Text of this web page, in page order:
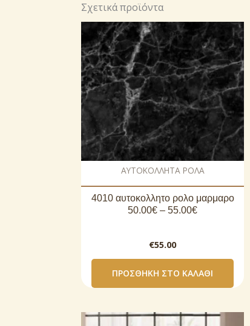
Σχετικά προϊόντα
AΥΤΟΚΟΛΛΗΤΑ ΡΟΛΑ
4010 αυτοκoλλητο ρολο μαρμαρο
50.00€ – 55.00€
€55.00
ΠΡΟΣΘΉΚΗ ΣΤΟ ΚΑΛΆΘΙ